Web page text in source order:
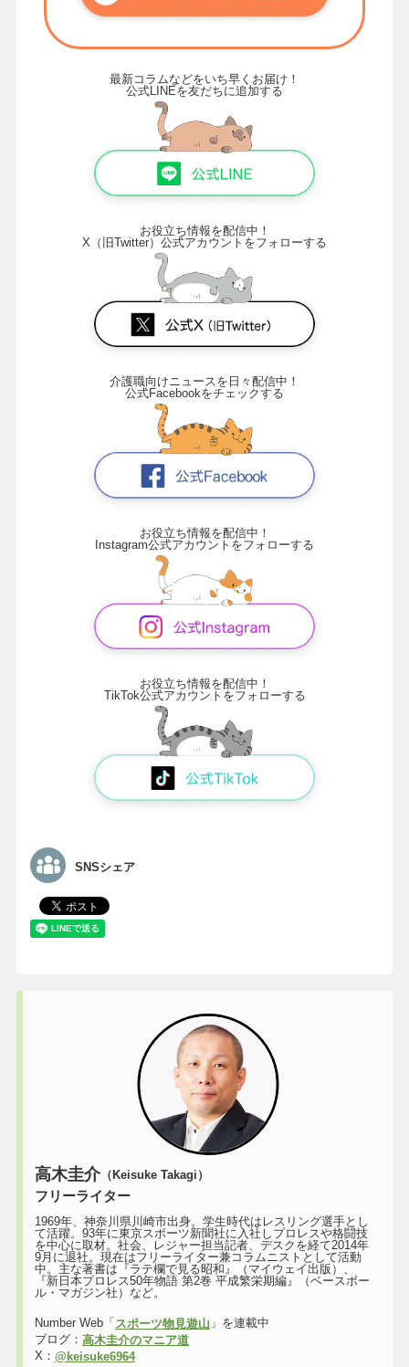
最新コラムなどをいち早くお届け！
公式LINEを友だちに追加する
お役立ち情報を配信中！
X（旧Twitter）公式アカウントをフォローする
介護職向けニュースを日々配信中！
公式Facebookをチェックする
お役立ち情報を配信中！
Instagram公式アカウントをフォローする
お役立ち情報を配信中！
TikTok公式アカウントをフォローする
SNSシェア
高木圭介（Keisuke Takagi）
フリーライター
1969年、神奈川県川崎市出身。学生時代はレスリング選手とし
て活躍。93年に東京スポーツ新聞社に入社しプロレスや格闘技
を中心に取材。社会、レジャー担当記者、デスクを経て2014年
9月に退社。現在はフリーライター兼コラムニストとして活動
中。主な著書は『ラテ欄で見る昭和』（マイウェイ出版）、
『新日本プロレス50年物語 第2巻 平成繁栄期編』（ベースボー
ル・マガジン社）など。
Number Web「 スポーツ物見遊山 」を連載中
ブログ： 高木圭介のマニア道
X： @keisuke6964